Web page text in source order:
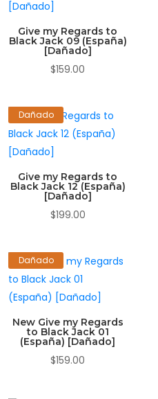
Give my Regards to
Black Jack 09 (España)
[Dañado]
$159.00
Dañado
Give my Regards to
Black Jack 12 (España)
[Dañado]
$199.00
Dañado
New Give my Regards
to Black Jack 01
(España) [Dañado]
$159.00